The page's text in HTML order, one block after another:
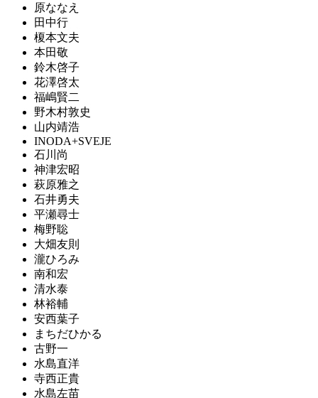
原ななえ
田中行
榎本文夫
本田敬
鈴木啓子
花澤啓太
福嶋賢二
野木村敦史
山内靖浩
INODA+SVEJE
石川尚
神津宏昭
萩原雅之
石井勇夫
平瀬尋士
梅野聡
大畑友則
瀧ひろみ
南和宏
清水泰
林裕輔
安西葉子
まちだひかる
古野一
水島直洋
寺西正貴
水島左苗